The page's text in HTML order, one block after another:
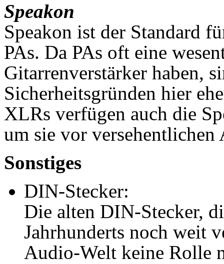
Speakon
Speakon ist der Standard
PAs. Da PAs oft eine
Gitarrenverstärker haben,
Sicherheitsgründen hier
XLRs verfügen auch die
um sie vor versehentlichen
Sonstiges
DIN-Stecker:
Die alten DIN-Stecker,
Jahrhunderts noch weit
Audio-Welt keine Rolle